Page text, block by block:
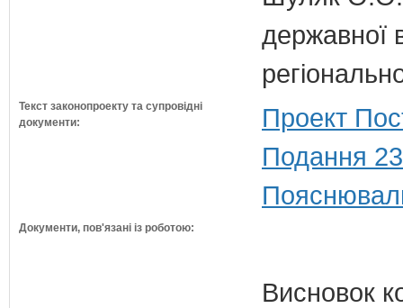
державної
Текст законопроекту та супровідні
документи:
Проект
Подання
Документи, пов'язані із роботою:
Висновок